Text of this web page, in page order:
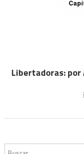
Libertadoras: